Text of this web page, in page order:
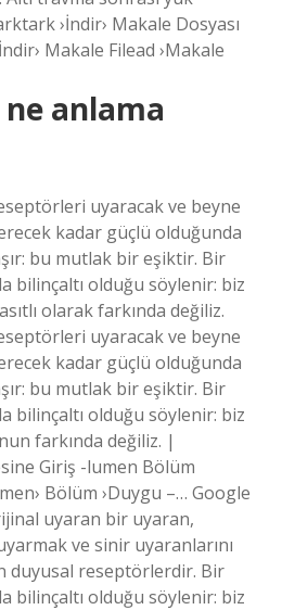
›İndir› Makale Dosyası
Makale Filead ›Makale
anlama
uyaracak ve beyne
kadar güçlü olduğunda
bu mutlak bir eşiktir. Bir
bilinçaltı olduğu söylenir: biz
olarak farkında değiliz.
uyaracak ve beyne
kadar güçlü olduğunda
bu mutlak bir eşiktir. Bir
bilinçaltı olduğu söylenir: biz
farkında değiliz. |
Giriş -lumen Bölüm
Bölüm ›Duygu –… Google
uyaran bir uyaran,
ve sinir uyaranlarını
duyusal reseptörlerdir. Bir
bilinçaltı olduğu söylenir: biz